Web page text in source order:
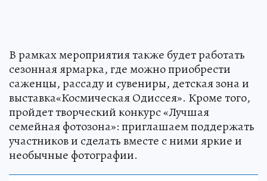
В рамках мероприятия также будет работать
сезонная ярмарка, где можно приобрести
саженцы, рассаду и сувениры, детская зона и
выставка«Космическая Одиссея». Кроме того,
пройдет творческий конкурс «Лучшая
семейная фотозона»: приглашаем поддержать
участников и сделать вместе с ними яркие и
необычные фотографии.